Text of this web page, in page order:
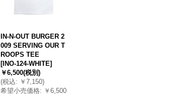
IN-N-OUT BURGER 2
009 SERVING OUR T
ROOPS TEE
[INO-124-WHITE]
￥6,500(税別)
(税込: ￥7,150)
希望小売価格: ￥6,500